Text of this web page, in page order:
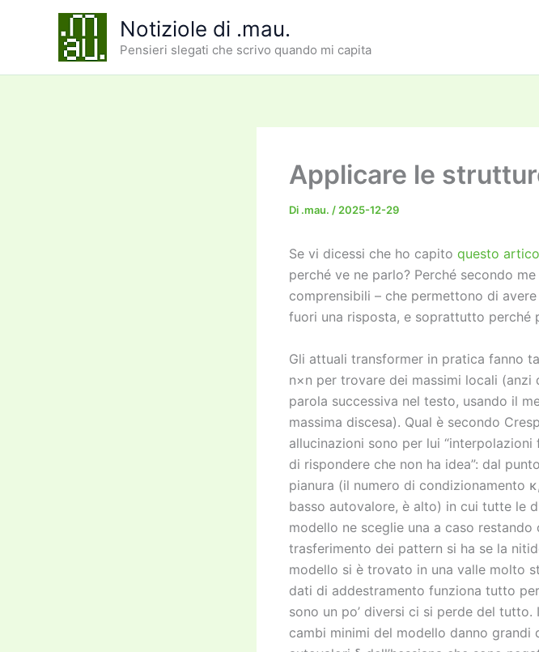
Notiziole di .mau.
Pensieri slegati che scrivo quando mi capita
Applicare le
Di .mau. / 2025-12-29
Se vi dicessi che ho capito questo
perché ve ne parlo? Perché secondo
comprensibili – che permettono di
fuori una risposta, e soprattutto perché
Gli attuali transformer in pratica fanno
n×n per trovare dei massimi locali (anzi
parola successiva nel testo, usando il
massima discesa). Qual è secondo
allucinazioni sono per lui
di rispondere che non ha idea”: dal
pianura (il numero di condizionamento
basso autovalore, è alto) in cui tutte le
modello ne sceglie una a caso
trasferimento dei pattern si ha se la
modello si è trovato in una valle molto
dati di addestramento funziona tutto
sono un po’ diversi ci si perde del
cambi minimi del modello danno